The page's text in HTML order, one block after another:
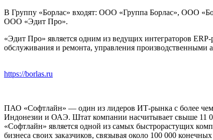
В Группу «Борлас» входят: ООО «Группа Борлас», ООО
ООО «Эдит Про».
«Эдит Про» является одним из ведущих интеграторов
обслуживания и ремонта, управления производственными
https://borlas.ru
ПАО «Софтлайн» — один из лидеров ИТ-рынка с более чем
Индонезии и ОАЭ. Штат компании насчитывает свыше 11
«Софтлайн» является одной из самых быстрорастущих
бизнеса своих заказчиков, связывая около 100 000